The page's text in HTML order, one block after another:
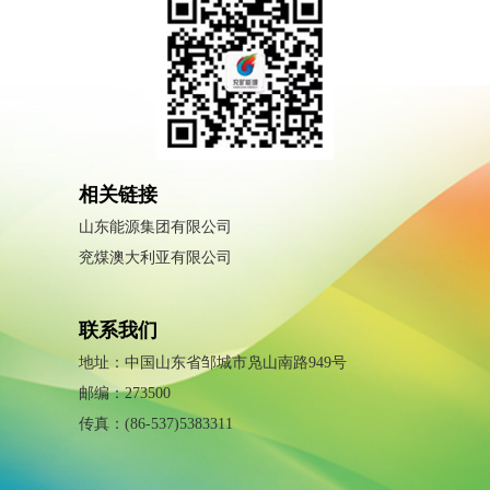
相关链接
山东能源集团有限公司
兖煤澳大利亚有限公司
联系我们
地址：中国山东省邹城市凫山南路949号
邮编：273500
传真：(86-537)5383311